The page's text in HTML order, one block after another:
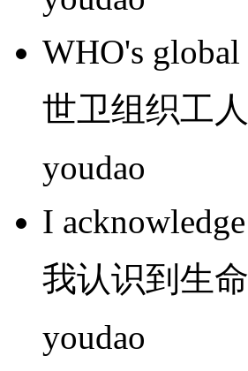
WHO's global
世卫组织工人
youdao
I acknowledge
我认识到生命
youdao